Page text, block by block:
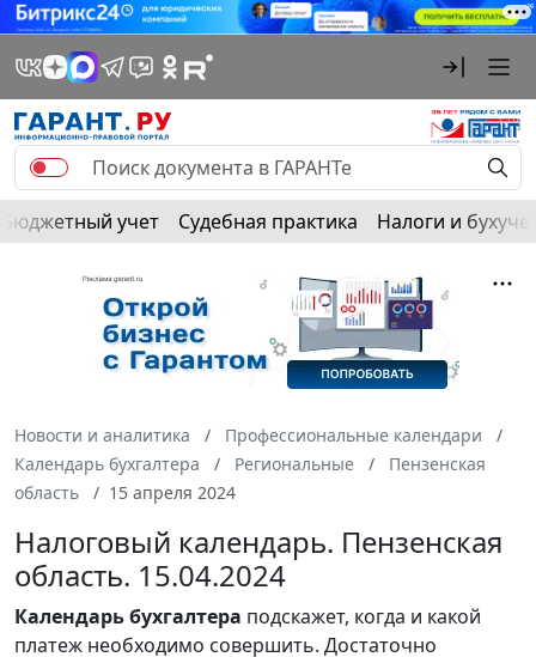
Бюджетный учет Судебная практика Налоги и
Новости и аналитика
Профессиональные календари
Календарь бухгалтера
Региональные
Пензенская
область
15 апреля 2024
Налоговый календарь. Пензенская
область. 15.04.2024
Календарьбухгалтера подскажет, когда и какой
платеж необходимо совершить. Достаточно